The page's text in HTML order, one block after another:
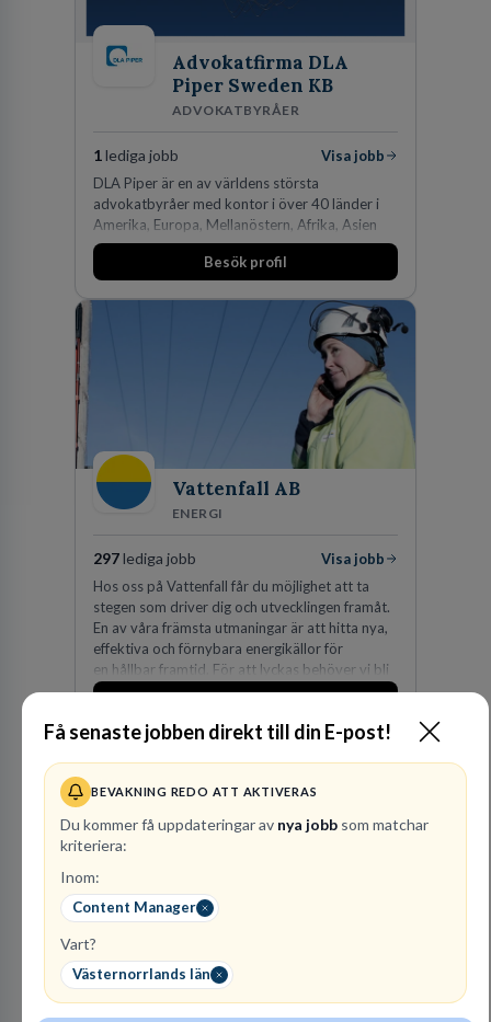
Få senaste jobben direkt till din E-post!
BEVAKNING REDO ATT AKTIVERAS
Du kommer få uppdateringar av nya jobb som matchar
kriteriera:
Inom:
Content Manager
Vart?
Västernorrlands län
Advokatfirma DLA
Piper Sweden KB
ADVOKATBYRÅER
1lediga jobb
Visa jobb
DLA Piper är en av världens största
advokatbyråer med kontor i över 40 länder i
Amerika, Europa, Mellanöstern, Afrika, Asien
och Oceanien. Vi är specialister inom
affärsjuridikens alla områden och vi har några
fler än 450 jurister på fem kontor i Stockholm,
Köpenhamn, Århus, Oslo och Helsingfors kan vi
på DLA Piper erbjuda våra klienter en unik,
effektiv och gränsöverskridande nordisk
expertis. På vårt kontor i centrala Stockholm är
Besök profil
Vattenfall AB
ENERGI
297 lediga jobb
Visa jobb
Hos oss på Vattenfall får du möjlighet att ta
stegen som driver dig och utvecklingen framåt.
En av våra främsta utmaningar är att hitta nya,
effektiva och förnybara energikällor för
en hållbar framtid. För att lyckas behöver vi bli
fler medarbetare som vill göra skillnad.
Advokatbyrån
JURIDISK RÅDGIVNING
2lediga jobb Visa jobb